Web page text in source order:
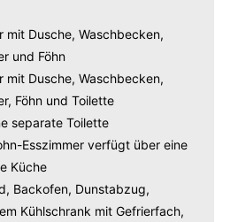
mit Dusche, Waschbecken,
und Föhn
mit Dusche, Waschbecken,
Föhn und Toilette
separate Toilette
Esszimmer verfügt über eine
Küche
Backofen, Dunstabzug,
Kühlschrank mit Gefrierfach,